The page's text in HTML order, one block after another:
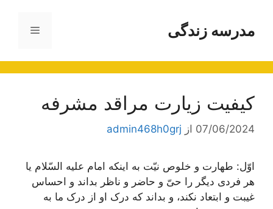
محتوامدرسه زندگی فهرست
کیفیت زیارت مراقد مشرفه
07/06/2024 از admin468h0grj
اوّل: طهارت و خلوص نیّت به اینکه امام علیه السّلام یا
هر فردی دیگر را حیّ و حاضر و ناظر بداند و احساس
غیبت و ابتعاد نکند، و بداند که درک او از درک ما به